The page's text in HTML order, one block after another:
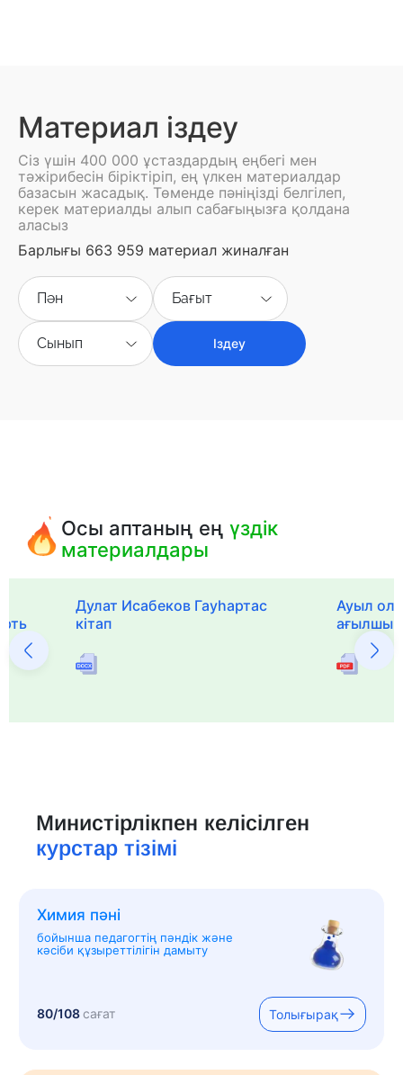
Материал іздеу
Сіз үшін 400 000 ұстаздардың еңбегі мен
тәжірибесін біріктіріп, ең үлкен материалдар
базасын жасадық. Төменде пәніңізді белгілеп,
керек материалды алып сабағыңызға қолдана
аласыз
Барлығы 663 959 материал жиналған
Пән Бағыт
Сынып Іздеу
Осы аптаның еңүздік
материалдары
Дулат Исабеков Гауһартас
кітап
Ауыл
ағылшын
Министірлікпен келісілген
курстар тізімі
Химия пәні
бойынша педагогтің пәндік және
кәсіби құзыреттілігін дамыту
80/108сағат Толығырақ